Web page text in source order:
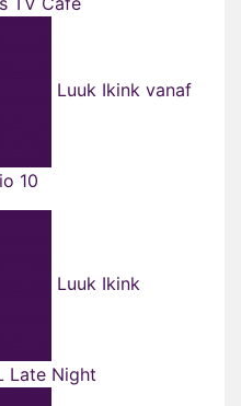
Luuk Ikink vanaf
10
Luuk Ikink
Late Night